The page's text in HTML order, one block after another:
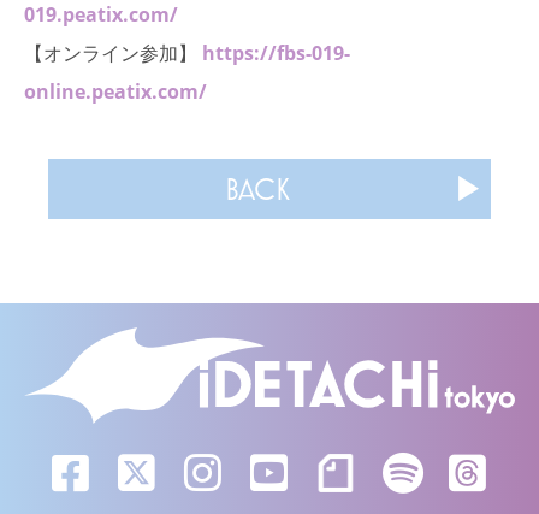
019.peatix.com/
【オンライン参加】
https://fbs-019-
online.peatix.com/
BACK